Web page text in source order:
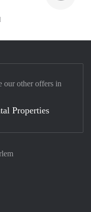
our other offers in
Properties